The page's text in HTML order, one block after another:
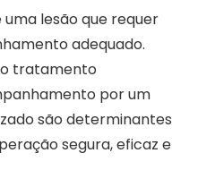
lesão que requer
adequado.
tratamento
por um
são determinantes
segura, eficaz e